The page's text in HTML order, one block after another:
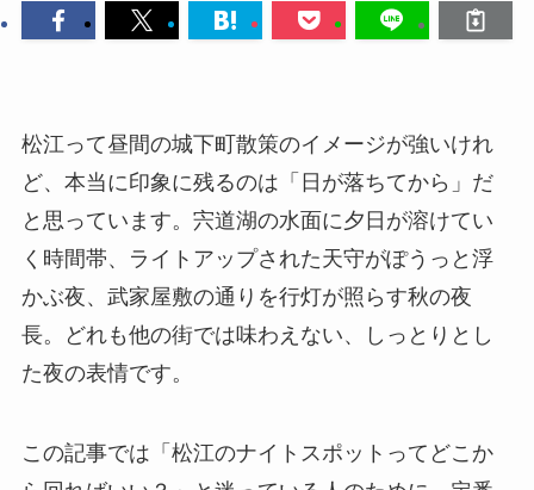
松江って昼間の城下町散策のイメージが強いけれ
ど、本当に印象に残るのは「日が落ちてから」だ
と思っています。宍道湖の水面に夕日が溶けてい
く時間帯、ライトアップされた天守がぽうっと浮
かぶ夜、武家屋敷の通りを行灯が照らす秋の夜
長。どれも他の街では味わえない、しっとりとし
た夜の表情です。
この記事では「松江のナイトスポットってどこか